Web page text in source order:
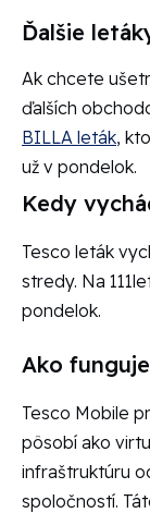
Ďalšie
Ak chcete
ďalších
BILLA leták,
už v pondelok.
Kedy
Tesco leták
stredy. Na
pondelok.
Ako
Tesco Mobile
pôsobí ako
infraštruktúru
spoločností.